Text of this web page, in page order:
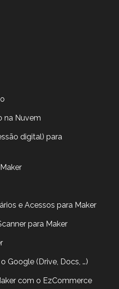
na Nuvem
digital) para
e Acessos para Maker
para Maker
Google (Drive, Docs, …)
com o EzCommerce